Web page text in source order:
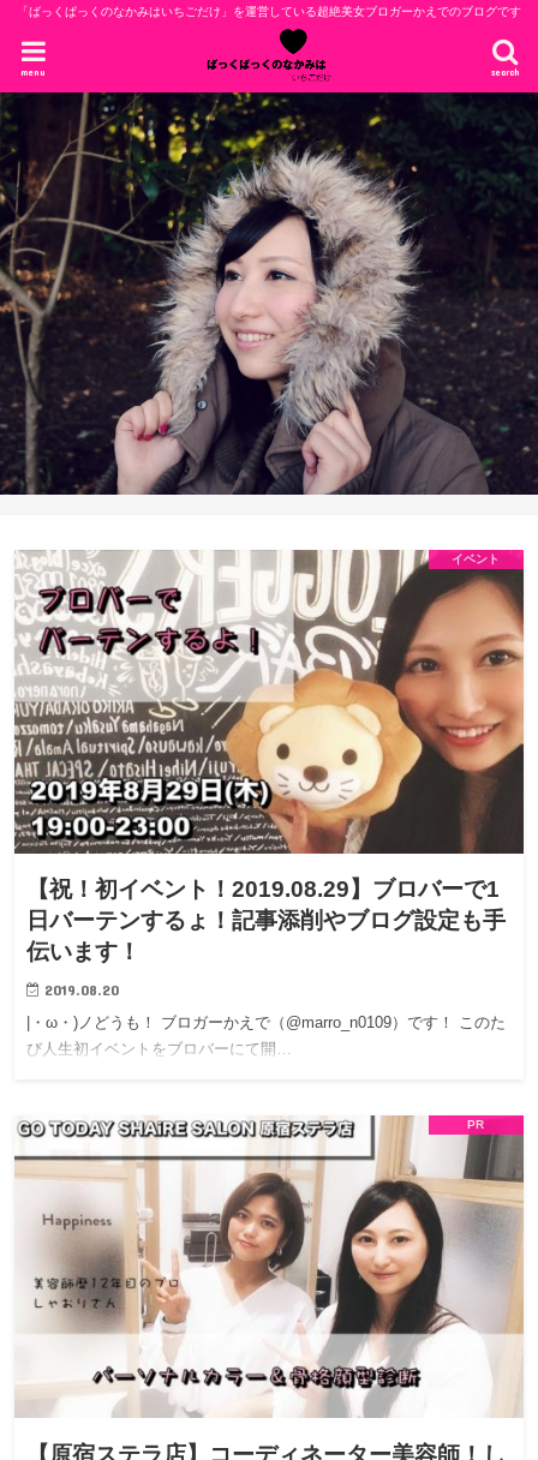
「ばっくぱっくのなかみはいちごだけ」を運営している超絶美女ブロガーかえでのブログです
search
menu
まずはこのブログの管理人かえでについ
ての記事から読む！
イベント
【祝！初イベント！2019.08.29】ブロバーで1
日バーテンするょ！記事添削やブログ設定も手
伝います！
2019.08.20
|・ω・)ノどうも！ ブロガーかえで（@marro_n0109）です！ このた
び人生初イベントをブロバーにて開…
PR
【原宿ステラ店】コーディネーター美容師！し